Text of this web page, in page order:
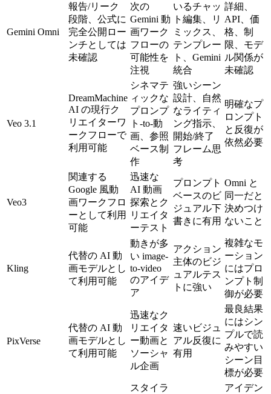
Gemini Omni
報告/リーク
段階、公式に
完全公開ロー
ンチとしては
未確認
次の
Gemini 動
画ワーク
フローの
可能性を
注視
いるチャッ
ト編集、リ
ミックス、
テンプレー
ト、Gemini
統合
詳細、
API、価
格、制
限、モデ
ル関係が
未確認
Veo 3.1
DreamMachine
AI の現行ク
リエイターワ
ークフローで
利用可能
シネマテ
ィックな
プロンプ
ト-to-動
画、参照
ベース制
作
強いシーン
設計、自然
なライティ
ング指示、
開始/終了
フレーム思
考
明確なプ
ロンプト
と反復が
依然必要
Veo3
関連する
Google 風動
画ワークフロ
ーとして利用
可能
迅速な
AI 動画
探索とク
リエイタ
ーテスト
プロンプト
ベースのビ
ジュアル下
書きに有用
Omni と
同一だと
決めつけ
ないこと
Kling
代替の AI 動
画モデルとし
て利用可能
動きが多
い image-
to-video
のアイデ
ア
アクション
主体のビジ
ュアルテス
トに強い
複雑なモ
ーション
にはプロ
ンプト制
御が必要
PixVerse
代替の AI 動
画モデルとし
て利用可能
迅速なク
リエイタ
ー動画と
ソーシャ
ル企画
速いビジュ
アル反復に
有用
最良結果
にはシン
プルで読
みやすい
シーン目
標が必要
スタイラ
アイデン